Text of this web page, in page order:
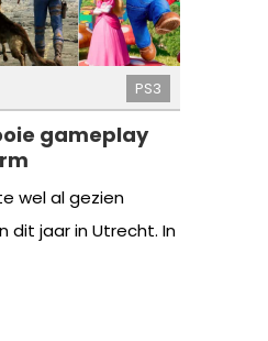
PS3
gameplay
wel al gezien
dit jaar in Utrecht. In